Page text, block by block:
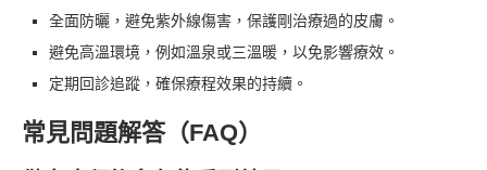
全面防曬，避免紫外線傷害，保護剛治療過的皮膚。
避免高溫環境，例如溫泉或三溫暖，以免影響療效。
定期回診追蹤，確保療程效果的持續。
常見問題解答（FAQ）